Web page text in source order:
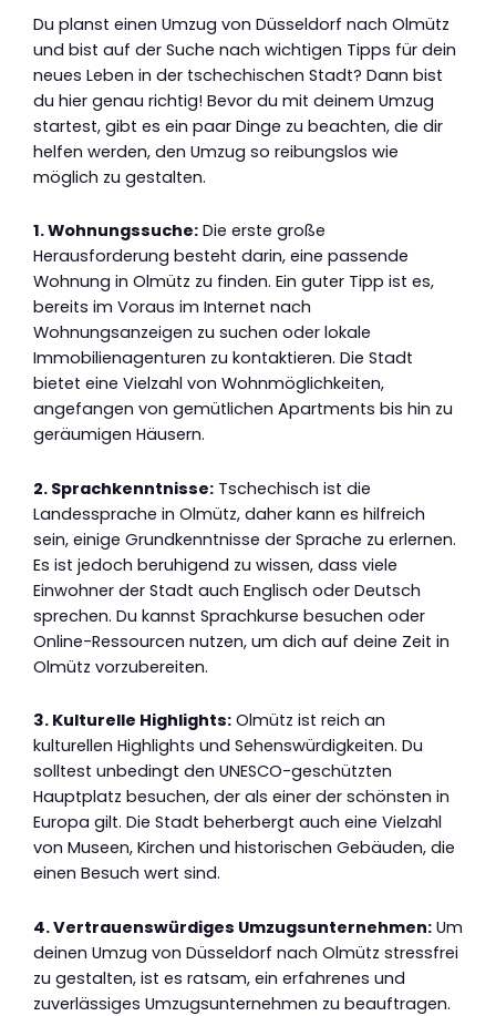
Du planst einen Umzug von Düsseldorf nach Olmütz
und bist auf der Suche nach wichtigen Tipps für dein
neues Leben in der tschechischen Stadt? Dann bist
du hier genau richtig! Bevor du mit deinem Umzug
startest, gibt es ein paar Dinge zu beachten, die dir
helfen werden, den Umzug so reibungslos wie
möglich zu gestalten.
1. Wohnungssuche: Die erste große
Herausforderung besteht darin, eine passende
Wohnung in Olmütz zu finden. Ein guter Tipp ist es,
bereits im Voraus im Internet nach
Wohnungsanzeigen zu suchen oder lokale
Immobilienagenturen zu kontaktieren. Die Stadt
bietet eine Vielzahl von Wohnmöglichkeiten,
angefangen von gemütlichen Apartments bis hin zu
geräumigen Häusern.
2. Sprachkenntnisse: Tschechisch ist die
Landessprache in Olmütz, daher kann es hilfreich
sein, einige Grundkenntnisse der Sprache zu erlernen.
Es ist jedoch beruhigend zu wissen, dass viele
Einwohner der Stadt auch Englisch oder Deutsch
sprechen. Du kannst Sprachkurse besuchen oder
Online-Ressourcen nutzen, um dich auf deine Zeit in
Olmütz vorzubereiten.
3. Kulturelle Highlights: Olmütz ist reich an
kulturellen Highlights und Sehenswürdigkeiten. Du
solltest unbedingt den UNESCO-geschützten
Hauptplatz besuchen, der als einer der schönsten in
Europa gilt. Die Stadt beherbergt auch eine Vielzahl
von Museen, Kirchen und historischen Gebäuden, die
einen Besuch wert sind.
4. Vertrauenswürdiges Umzugsunternehmen: Um
deinen Umzug von Düsseldorf nach Olmütz stressfrei
zu gestalten, ist es ratsam, ein erfahrenes und
zuverlässiges Umzugsunternehmen zu beauftragen.